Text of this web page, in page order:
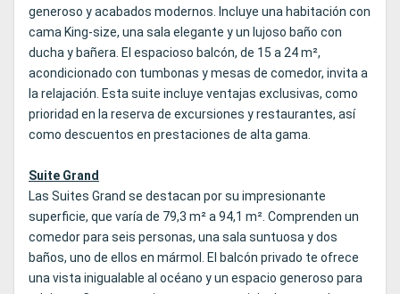
generoso y acabados modernos. Incluye una habitación con
cama King‑size, una sala elegante y un lujoso baño con
ducha y bañera. El espacioso balcón, de 15 a 24 m²,
acondicionado con tumbonas y mesas de comedor, invita a
la relajación. Esta suite incluye ventajas exclusivas, como
prioridad en la reserva de excursiones y restaurantes, así
como descuentos en prestaciones de alta gama.
Suite Grand
Las Suites Grand se destacan por su impresionante
superficie, que varía de 79,3 m² a 94,1 m². Comprenden un
comedor para seis personas, una sala suntuosa y dos
baños, uno de ellos en mármol. El balcón privado te ofrece
una vista inigualable al océano y un espacio generoso para